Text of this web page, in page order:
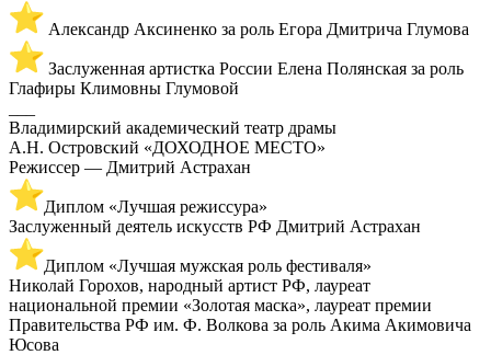
Александр Аксиненко за роль Егора Дмитрича Глумова
Заслуженная артистка России Елена Полянская за роль
Глафиры Климовны Глумовой
Владимирский академический театр драмы
А.Н. Островский «ДОХОДНОЕ МЕСТО»
Режиссер — Дмитрий Астрахан
Диплом «Лучшая режиссура»
Заслуженный деятель искусств РФ Дмитрий Астрахан
Диплом «Лучшая мужская роль фестиваля»
Николай Горохов, народный артист РФ, лауреат
национальной премии «Золотая маска», лауреат премии
Правительства РФ им. Ф. Волкова за роль Акима Акимовича
Юсова